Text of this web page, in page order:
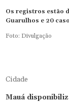
Os registros estão
Guarulhos e 20
Foto: Divulgação
Cidade
Mauá